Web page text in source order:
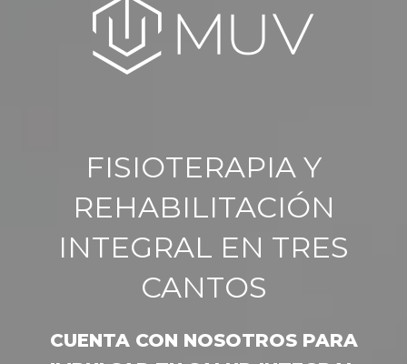
FISIOTERAPIA Y
REHABILITACIÓN
INTEGRAL EN TRES
CANTOS
CUENTA CON NOSOTROS PARA